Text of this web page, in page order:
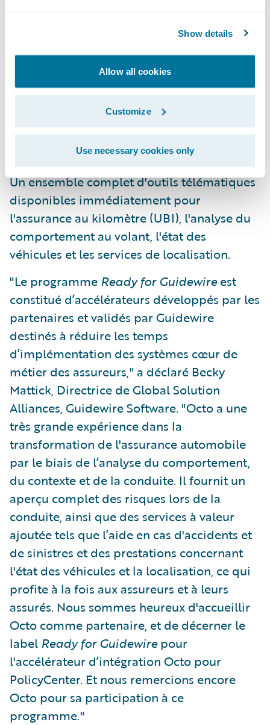
Show details
Allow all cookies
Customize
Use necessary cookies only
continuera d'évoluer et offre déjà aux
assureurs:
Une plus grande réactivité sur le marché;
Une implémentation intégrée pour la
télématique et l'assurance au kilomètre
Un ensemble complet d'outils télématiques
disponibles immédiatement pour
l'assurance au kilomètre (UBI), l'analyse du
comportement au volant, l'état des
véhicules et les services de localisation.
"Le programme Ready for Guidewireest
constitué d’accélérateurs développés par les
partenaires et validés par Guidewire
destinés à réduire les temps
d’implémentation des systèmes cœur de
métier des assureurs," a déclaré Becky
Mattick, Directrice de Global Solution
Alliances, Guidewire Software. "Octo a une
très grande expérience dans la
transformation de l'assurance automobile
par le biais de l’analyse du comportement,
du contexte et de la conduite. Il fournit un
aperçu complet des risques lors de la
conduite, ainsi que des services à valeur
ajoutée tels que l’aide en cas d'accidents et
de sinistres et des prestations concernant
l'état des véhicules et la localisation, ce qui
profite à la fois aux assureurs et à leurs
assurés. Nous sommes heureux d'accueillir
Octo comme partenaire, et de décerner le
label Ready for Guidewirepour
l'accélérateur d’intégration Octo pour
PolicyCenter. Et nous remercions encore
Octo pour sa participation à ce
programme."